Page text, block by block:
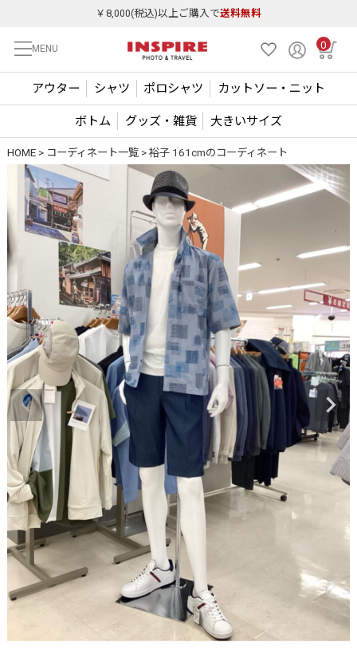
￥8,000(税込)以上ご購入で送料無料
MENU 0
アウター シャツ ポロシャツ カットソー・ニット
ボトム グッズ・雑貨 大きいサイズ
HOME コーディネート一覧 裕子 161cmのコーディネート